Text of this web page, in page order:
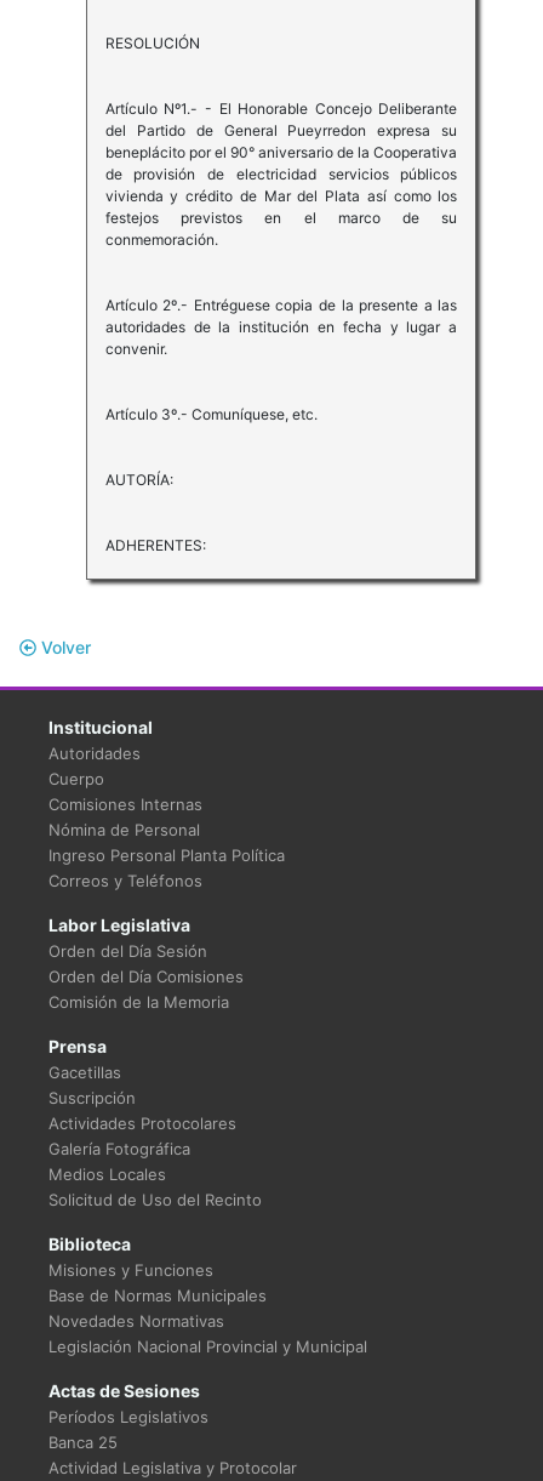
RESOLUCIÓN
Artículo Nº1.- - El Honorable Concejo Deliberante
del Partido de General Pueyrredon expresa su
beneplácito por el 90° aniversario de la Cooperativa
de provisión de electricidad servicios públicos
vivienda y crédito de Mar del Plata así como los
festejos previstos en el marco de su
conmemoración.
Artículo 2º.- Entréguese copia de la presente a las
autoridades de la institución en fecha y lugar a
convenir.
Artículo 3º.- Comuníquese, etc.
AUTORÍA:
ADHERENTES:
Volver
Institucional
Autoridades
Cuerpo
Comisiones Internas
Nómina de Personal
Ingreso Personal Planta Política
Correos y Teléfonos
Labor Legislativa
Orden del Día Sesión
Orden del Día Comisiones
Comisión de la Memoria
Prensa
Gacetillas
Suscripción
Actividades Protocolares
Galería Fotográfica
Medios Locales
Solicitud de Uso del Recinto
Biblioteca
Misiones y Funciones
Base de Normas Municipales
Novedades Normativas
Legislación Nacional Provincial y Municipal
Actas de Sesiones
Períodos Legislativos
Banca 25
Actividad Legislativa y Protocolar